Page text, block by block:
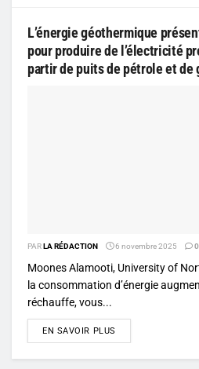
L’énergie géothermique
pour produire de l’électricité
partir de puits de pétrole et de
PARLA RÉDACTION 6 novembre 2025 0
Moones Alamooti, University of
la consommation d’énergie
réchauffe, vous...
EN SAVOIR PLUS